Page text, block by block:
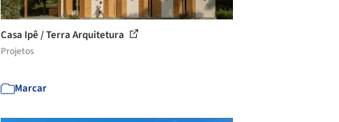
Casa Ipê / Terra Arquitetura
Projetos
Marcar